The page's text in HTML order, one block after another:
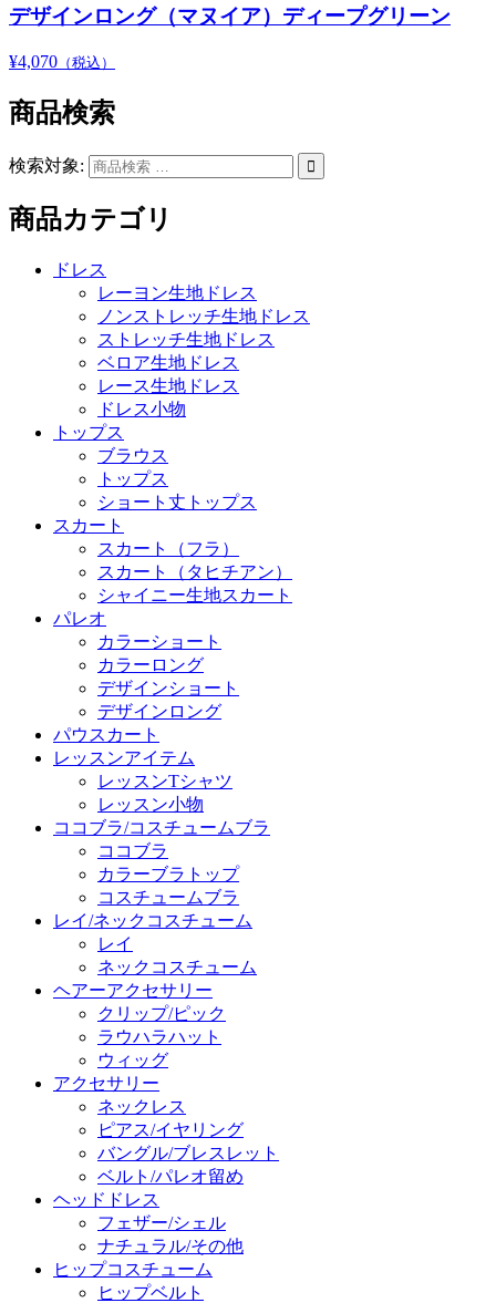
デザインロング（マヌイア）ディープグリーン
¥4,070 （税込）
商品検索
検索対象: 
商品カテゴリ
ドレス
レーヨン生地ドレス
ノンストレッチ生地ドレス
ストレッチ生地ドレス
ベロア生地ドレス
レース生地ドレス
ドレス小物
トップス
ブラウス
トップス
ショート丈トップス
スカート
スカート（フラ）
スカート（タヒチアン）
シャイニー生地スカート
パレオ
カラーショート
カラーロング
デザインショート
デザインロング
パウスカート
レッスンアイテム
レッスンTシャツ
レッスン小物
ココブラ/コスチュームブラ
ココブラ
カラーブラトップ
コスチュームブラ
レイ/ネックコスチューム
レイ
ネックコスチューム
ヘアーアクセサリー
クリップ/ピック
ラウハラハット
ウィッグ
アクセサリー
ネックレス
ピアス/イヤリング
バングル/ブレスレット
ベルト/パレオ留め
ヘッドドレス
フェザー/シェル
ナチュラル/その他
ヒップコスチューム
ヒップベルト